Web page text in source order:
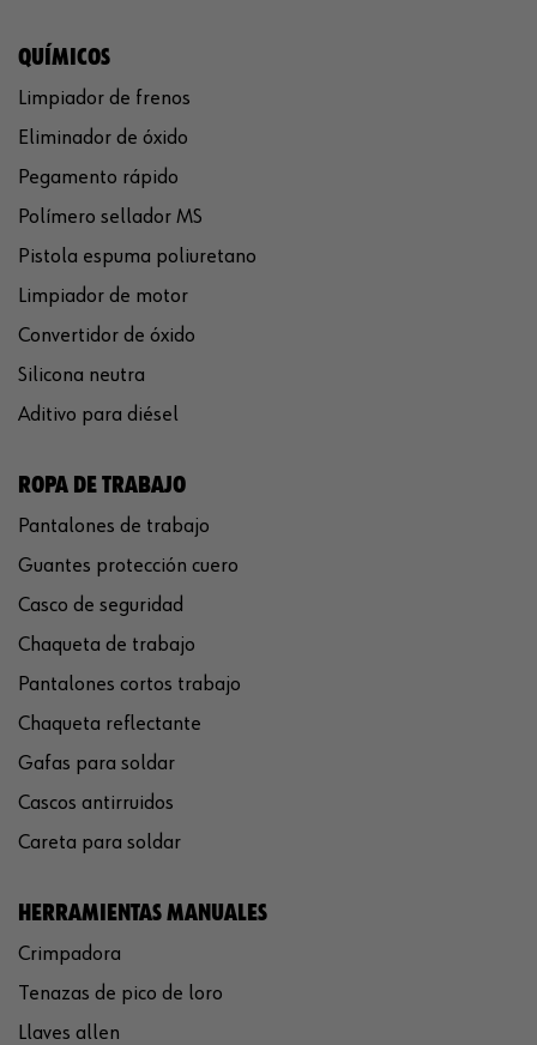
QUÍMICOS
Limpiador de frenos
Eliminador de óxido
Pegamento rápido
Polímero sellador MS
Pistola espuma poliuretano
Limpiador de motor
Convertidor de óxido
Silicona neutra
Aditivo para diésel
ROPA DE TRABAJO
Pantalones de trabajo
Guantes protección cuero
Casco de seguridad
Chaqueta de trabajo
Pantalones cortos trabajo
Chaqueta reflectante
Gafas para soldar
Cascos antirruidos
Careta para soldar
HERRAMIENTAS MANUALES
Crimpadora
Tenazas de pico de loro
Llaves allen